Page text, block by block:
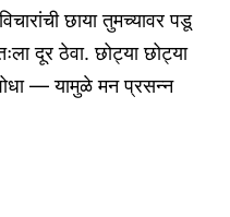
छाया तुमच्यावर पडू
दूर ठेवा. छोट्या छोट्या
— यामुळे मन प्रसन्न